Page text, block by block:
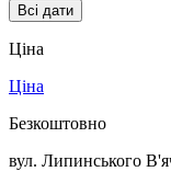
Всі дати
Ціна
Ціна
Безкоштовно
вул. Липинського